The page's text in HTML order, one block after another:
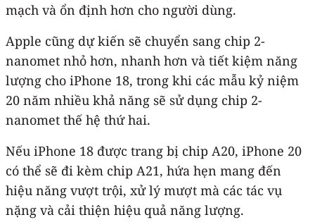
mạch và ổn định hơn cho người dùng.
Apple cũng dự kiến sẽ chuyển sang chip 2-
nanomet nhỏ hơn, nhanh hơn và tiết kiệm năng
lượng cho ‌iPhone‌ 18, trong khi các mẫu kỷ niệm
20 năm nhiều khả năng sẽ sử dụng chip 2-
nanomet thế hệ thứ hai.
Nếu ‌iPhone‌ 18 được trang bị chip A20, ‌iPhone‌ 20
có thể sẽ đi kèm chip A21, hứa hẹn mang đến
hiệu năng vượt trội, xử lý mượt mà các tác vụ
nặng và cải thiện hiệu quả năng lượng.